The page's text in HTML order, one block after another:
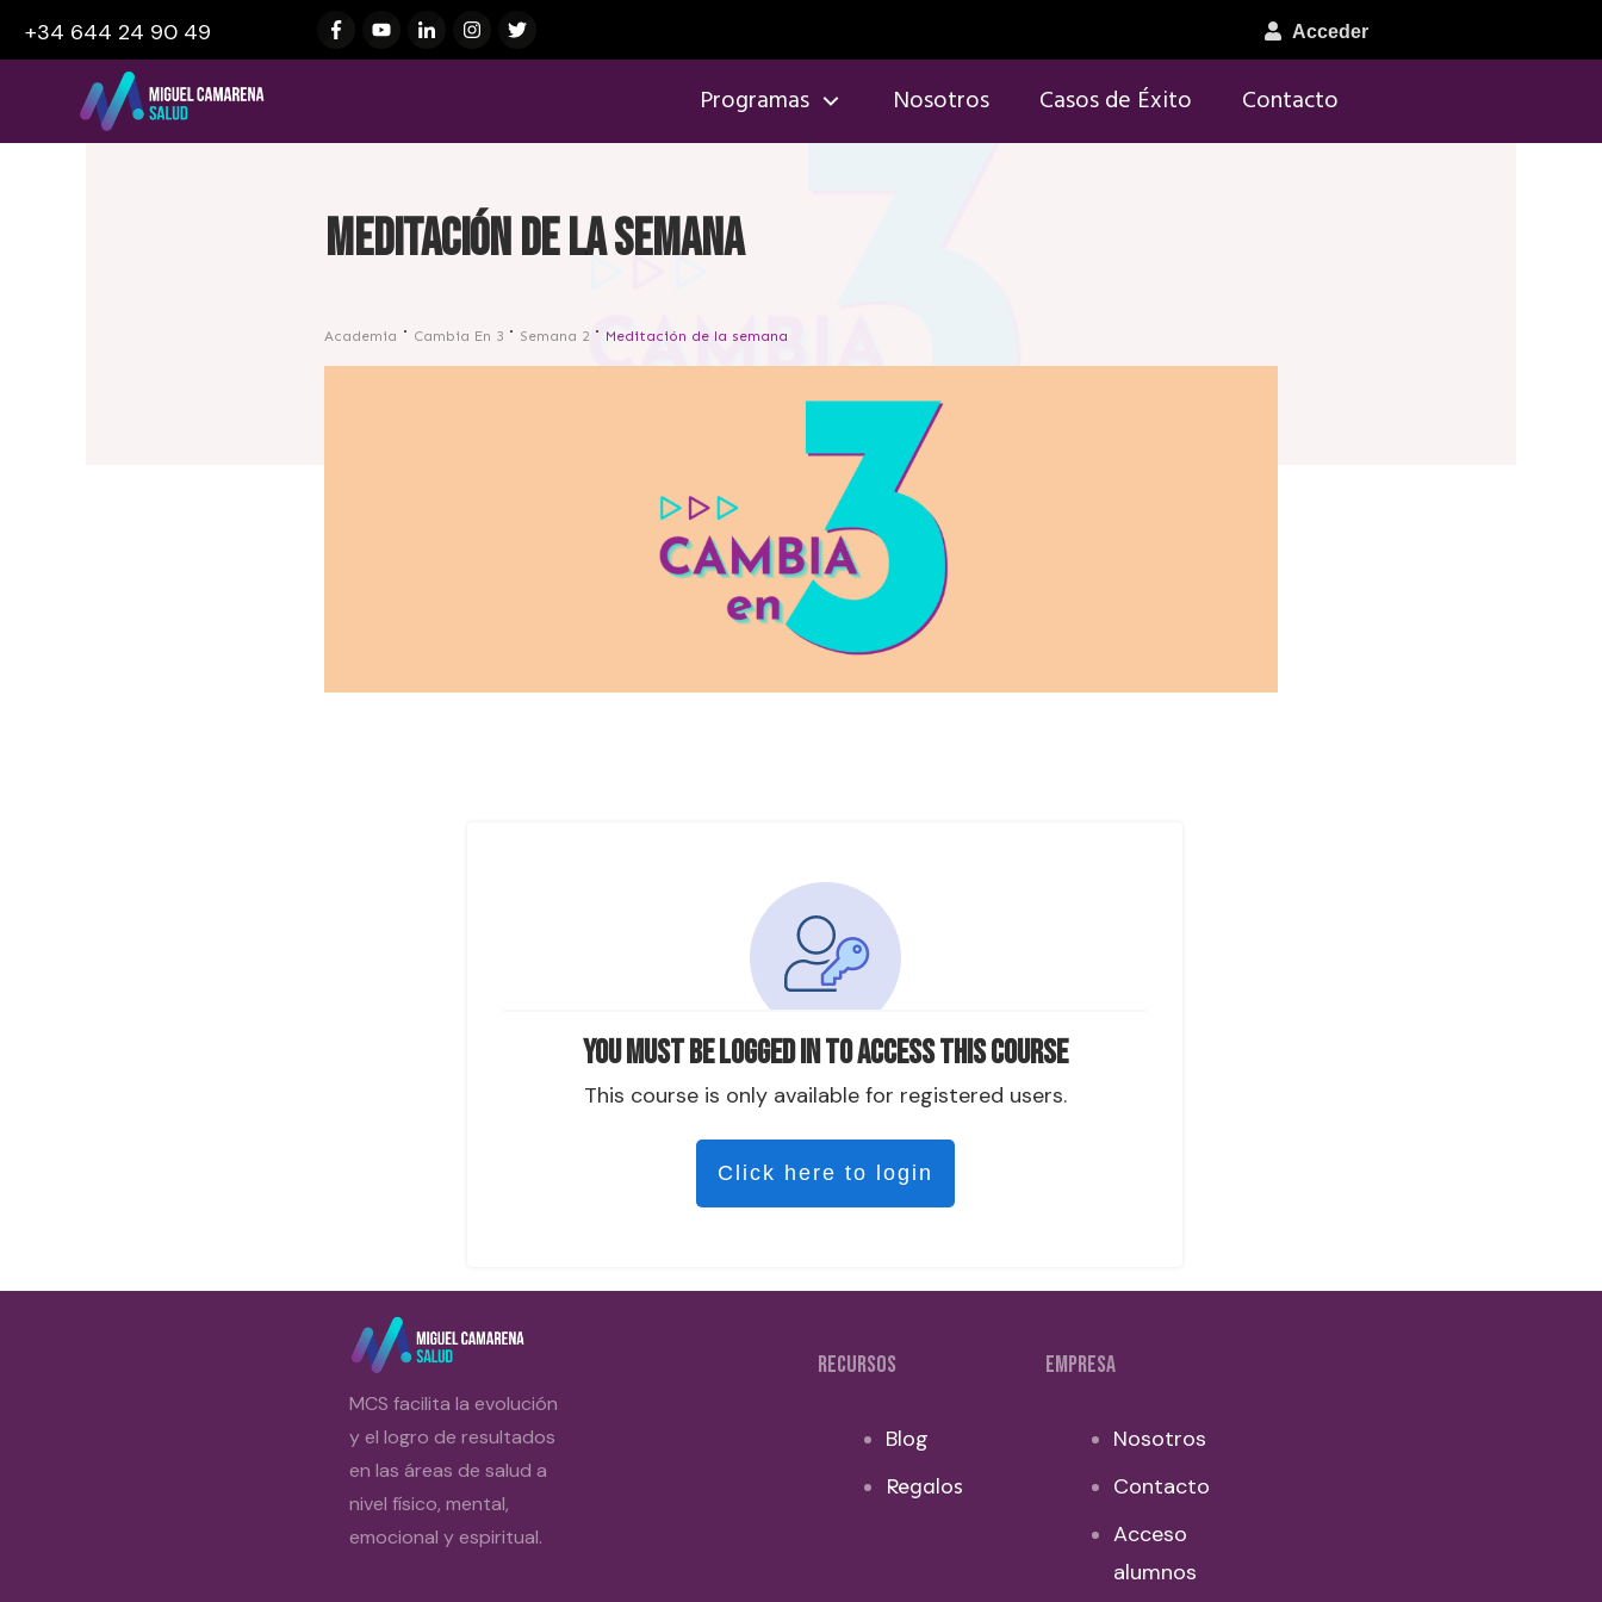
+34 644 24 90 49 Acceder
Programas Nosotros Casos de Éxito Contacto
Meditación de la semana
Academia Cambia En 3 Semana 2 Meditación de la semana
You must be logged in to access this course
This course is only available for registered users.
Click here to login
MCS facilita la evolución
y el logro de resultados
en las áreas de salud a
nivel físico, mental,
emocional y espiritual.
RECURSOS
Blog
Regalos
EMPRESA
Nosotros
Contacto
Acceso
alumnos